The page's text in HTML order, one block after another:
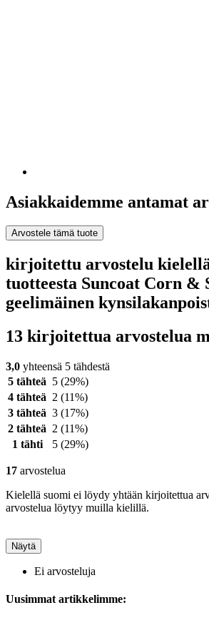
Asiakkaidemme antamat
Arvostele tämä tuote
kirjoitettu arvostelu
tuotteesta Suncoat Corn &
geelimäinen
13 kirjoitettua arvostelua
3,0 yhteensä 5 tähdestä
5 tähteä 5 (29%)
4 tähteä 2 (11%)
3 tähteä 3 (17%)
2 tähteä 2 (11%)
1 tähti
5 (29%)
17 arvostelua
Kielellä suomi ei löydy yhtään kirjoitettua
arvostelua löytyy muilla kielillä.
Näytä
Ei arvosteluja
Uusimmat artikkelimme: